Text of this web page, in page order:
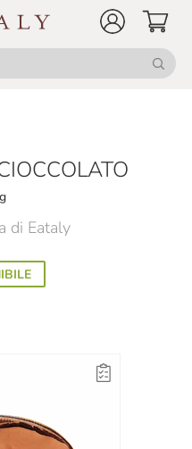
di Eataly